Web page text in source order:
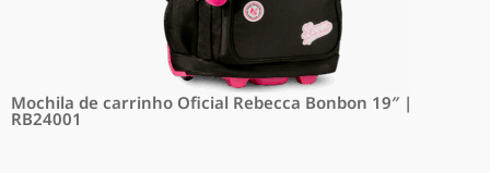
Mochila de carrinho Oficial Rebecca Bonbon 19″ |
RB24001